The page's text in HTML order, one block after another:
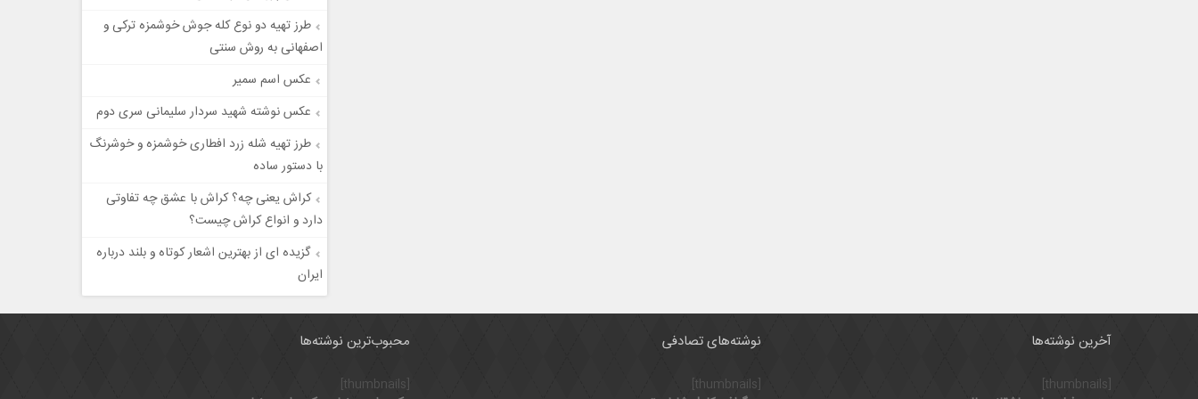
طرز تهیه دو نوع کله جوش خوشمزه ترکی و
اصفهانی به روش سنتی
عکس اسم سمیر
عکس نوشته شهید سردار سلیمانی سری دوم
طرز تهیه شله زرد افطاری خوشمزه و خوشرنگ
با دستور ساده
کراش یعنی چه؟ کراش با عشق چه تفاوتی
دارد و انواع کراش چیست؟
گزیده ای از بهترین اشعار کوتاه و بلند درباره
ایران
آخرین نوشته‌ها نوشته‌های تصادفی
[thumbnails]
محبوب‌ترین نوشته‌ها
[thumbnails]